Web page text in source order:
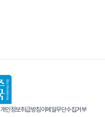
개인정보취급방침이메일무단수집거부